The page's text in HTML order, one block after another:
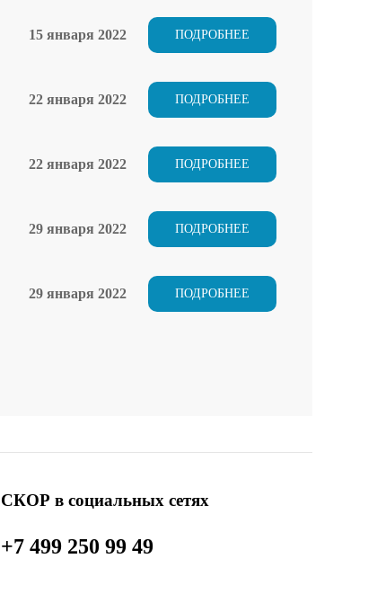
15 января 2022 ПОДРОБНЕЕ
22 января 2022 ПОДРОБНЕЕ
22 января 2022 ПОДРОБНЕЕ
29 января 2022 ПОДРОБНЕЕ
29 января 2022 ПОДРОБНЕЕ
СКОР в социальных сетях
+7 499 250 99 49